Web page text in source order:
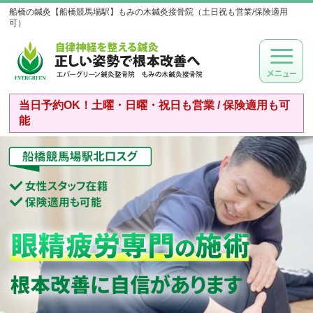
船橋の鍼灸【船橋競馬場駅】もみの木鍼灸接骨院（土日祝も営業/保険適用
可）
当日予約OK！土曜・日曜・祝日も営業 / 保険適用も可
能